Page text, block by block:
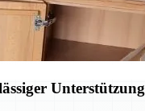
Unterstützung